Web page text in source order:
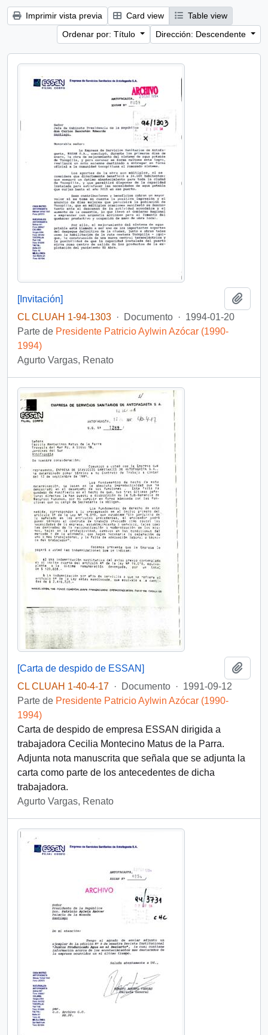
Imprimir vista previa Card view
Table view
Ordenar por: Título
Dirección: Descendente
[Invitación]
CL CLUAH 1-94-1303 · Documento · 1994-01-20
Parte de Presidente Patricio Aylwin Azócar (1990-
1994)
Agurto Vargas, Renato
[Carta de despido de ESSAN]
CL CLUAH 1-40-4-17 · Documento · 1991-09-12
Parte de Presidente Patricio Aylwin Azócar (1990-
1994)
Carta de despido de empresa ESSAN dirigida a
trabajadora Cecilia Montecino Matus de la Parra.
Adjunta nota manuscrita que señala que se adjunta la
carta como parte de los antecedentes de dicha
trabajadora.
Agurto Vargas, Renato